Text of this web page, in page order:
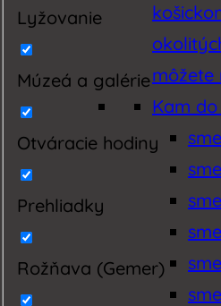
Lyžovanie
Múzeá a galérie
Otváracie hodiny
Prehliadky
Rožňava (Gemer)
môžete
Kam